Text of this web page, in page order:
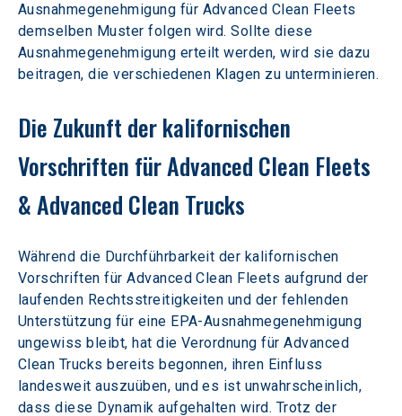
Ausnahmegenehmigung für Advanced Clean Fleets
demselben Muster folgen wird. Sollte diese
Ausnahmegenehmigung erteilt werden, wird sie dazu
beitragen, die verschiedenen Klagen zu unterminieren.
Die Zukunft der kalifornischen
Vorschriften für Advanced Clean Fleets
& Advanced Clean Trucks
Während die Durchführbarkeit der kalifornischen
Vorschriften für Advanced Clean Fleets aufgrund der
laufenden Rechtsstreitigkeiten und der fehlenden
Unterstützung für eine EPA-Ausnahmegenehmigung
ungewiss bleibt, hat die Verordnung für Advanced
Clean Trucks bereits begonnen, ihren Einfluss
landesweit auszuüben, und es ist unwahrscheinlich,
dass diese Dynamik aufgehalten wird. Trotz der